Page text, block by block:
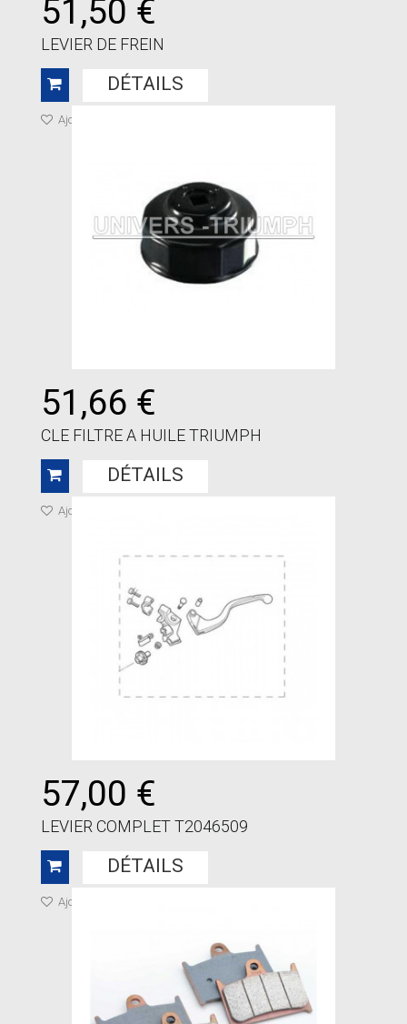
51,50 €
LEVIER DE FREIN
DÉTAILS
Ajouter à ma liste de cadeaux
51,66 €
CLE FILTRE A HUILE TRIUMPH
DÉTAILS
Ajouter à ma liste de cadeaux
57,00 €
LEVIER COMPLET T2046509
DÉTAILS
Ajouter à ma liste de cadeaux